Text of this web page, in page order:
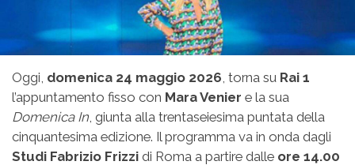
Oggi, domenica 24 maggio 2026, torna su Rai 1
l’appuntamento fisso con Mara Venier e la sua
Domenica In, giunta alla trentaseiesima puntata della
cinquantesima edizione. Il programma va in onda dagli
Studi Fabrizio Frizzi di Roma a partire dalle ore 14.00